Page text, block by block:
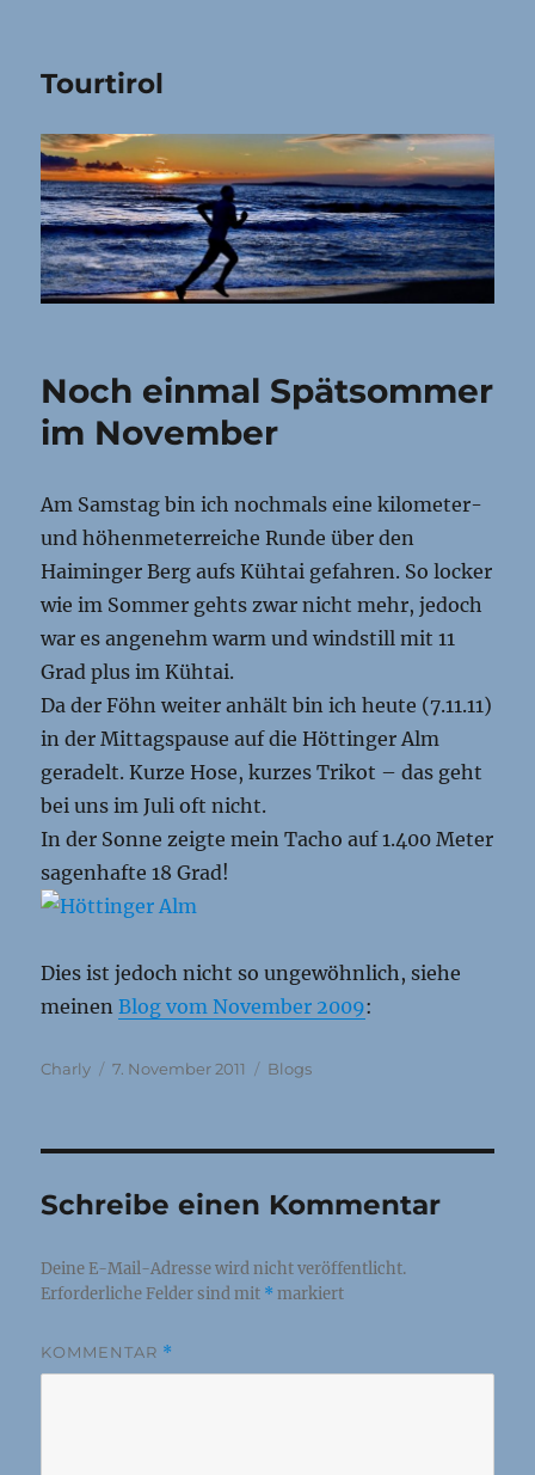
Tourtirol
Noch einmal Spätsommer
im November
Am Samstag bin ich nochmals eine kilometer-
und höhenmeterreiche Runde über den
Haiminger Berg aufs Kühtai gefahren. So locker
wie im Sommer gehts zwar nicht mehr, jedoch
war es angenehm warm und windstill mit 11
Grad plus im Kühtai.
Da der Föhn weiter anhält bin ich heute (7.11.11)
in der Mittagspause auf die Höttinger Alm
geradelt. Kurze Hose, kurzes Trikot – das geht
bei uns im Juli oft nicht.
In der Sonne zeigte mein Tacho auf 1.400 Meter
sagenhafte 18 Grad!
Dies ist jedoch nicht so ungewöhnlich, siehe
meinenBlog vom November 2009:
Autor
Charly
Veröffentlicht
7. November 2011 Kategorien
Blogs
Schreibe einen Kommentar
Deine E-Mail-Adresse wird nicht veröffentlicht.
Erforderliche Felder sind mit * markiert
KOMMENTAR *